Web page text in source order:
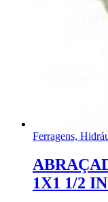
Ferragens,
1X1 1/2